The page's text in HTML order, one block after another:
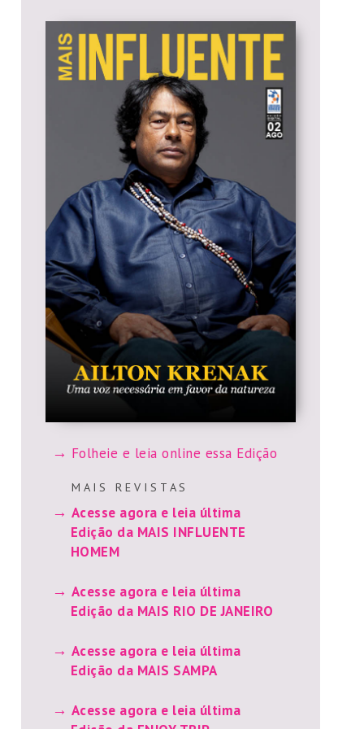
Folheie e leia online essa Edição
M A I S R E V I S T A S
Acesse agora e leia última
Edição da MAIS INFLUENTE
HOMEM
Acesse agora e leia última
Edição da MAIS RIO DE JANEIRO
Acesse agora e leia última
Edição da MAIS SAMPA
Acesse agora e leia última